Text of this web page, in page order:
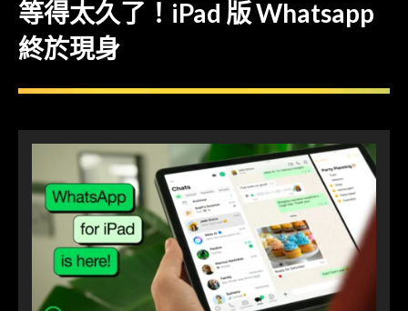
等得太久了！iPad 版 Whatsapp
終於現身